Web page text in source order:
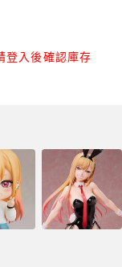
登入後確認庫存